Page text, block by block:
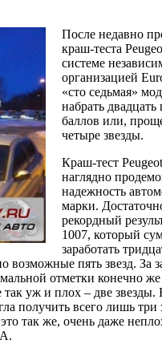
После недавно
краш-теста
системе
организацией
«сто седьмая»
набрать двадцать
баллов или,
четыре звезды.
Краш-тест
наглядно
надежность
марки.
рекордный
1007, который
заработать
возможные пять звезд. За
отметки конечно же
так уж и плох – две звезды.
получить всего лишь три
так же, очень даже